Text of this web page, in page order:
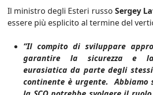
Il ministro degli Esteri russo Sergey
essere più esplicito al termine del
“Il compito di sviluppare
garantire la sicurezza e la
eurasiatica da parte degli
continente è urgente. Abbiamo